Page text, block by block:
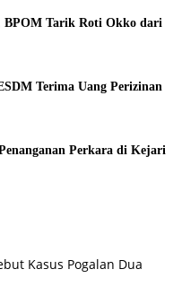
BPOM Tarik Roti Okko dari
Terima Uang Perizinan
Perkara di Kejari